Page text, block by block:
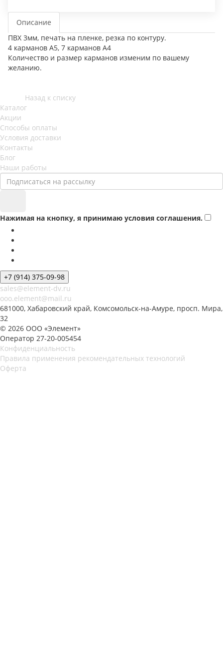
Описание
ПВХ 3мм, печать на пленке, резка по контуру.
4 карманов А5, 7 карманов А4
Количество и размер карманов изменим по вашему
желанию.
Назад к списку
Каталог
Акции
Способы оплаты
Условия доставки
Контакты
Блог
Наши работы
Нажимая на кнопку, я принимаю условия соглашения.
+7 (914) 375-09-98
sales@element-dv.ru
ooo.element@mail.ru
681000, Хабаровский край, Комсомольск-на-Амуре, просп. Мира,
32
© 2026 ООО «Элемент»
Оператор 27-20-005454
Конфиденциальность
Правила применения рекомендательных технологий
Оферта